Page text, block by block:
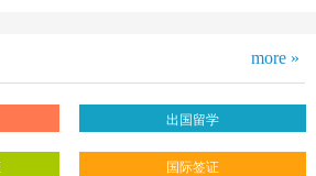
more »
出国留学
国际签证